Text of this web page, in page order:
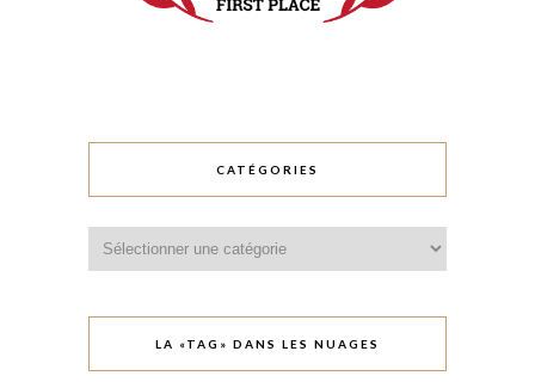
CATÉGORIES
LA «TAG» DANS LES NUAGES